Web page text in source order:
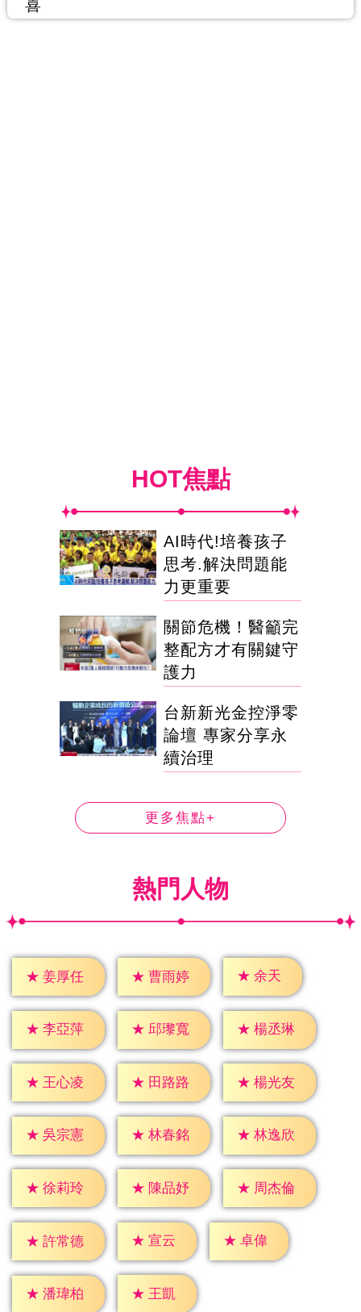
喜
HOT焦點
AI時代!培養孩子
思考.解決問題能
力更重要
關節危機！醫籲完
整配方才有關鍵守
護力
台新新光金控淨零
論壇 專家分享永
續治理
更多焦點+
熱門人物
★ 姜厚任 ★ 曹雨婷 ★ 余天
★ 李亞萍 ★ 邱瓈寬 ★ 楊丞琳
★ 王心凌 ★ 田路路 ★ 楊光友
★ 吳宗憲 ★ 林春銘 ★ 林逸欣
★ 徐莉玲 ★ 陳品妤 ★ 周杰倫
★ 許常德 ★ 宣云 ★ 卓偉
★ 潘瑋柏 ★ 王凱